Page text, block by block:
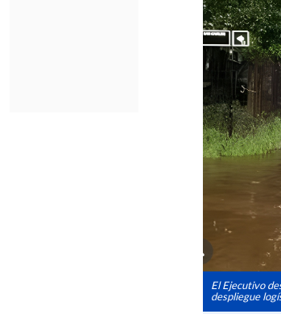
El Ejecutivo
despliegue